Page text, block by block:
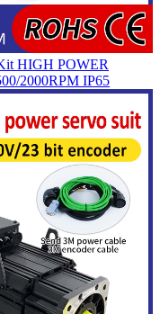
HIGH POWER
2000RPM IP65